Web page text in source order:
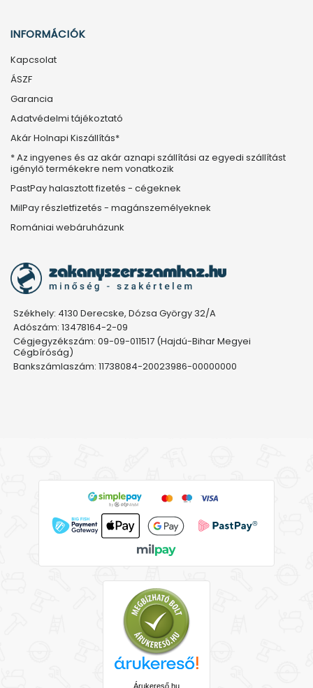
INFORMÁCIÓK
Kapcsolat
ÁSZF
Garancia
Adatvédelmi tájékoztató
Akár Holnapi Kiszállítás*
* Az ingyenes és az akár aznapi szállítási az egyedi szállítást
igénylő termékekre nem vonatkozik
PastPay halasztott fizetés - cégeknek
MilPay részletfizetés - magánszemélyeknek
Romániai webáruházunk
Székhely: 4130 Derecske, Dózsa György 32/A
Adószám: 13478164-2-09
Cégjegyzékszám: 09-09-011517 (Hajdú-Bihar Megyei
Cégbíróság)
Bankszámlaszám: 11738084-20023986-00000000
Árukereső.hu